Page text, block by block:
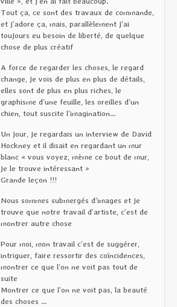
Tout ça, ce sont des travaux de commande,
et j’adore ça, mais, parallèlement j’ai
toujours eu besoin de liberté, de quelque
chose de plus créatif
A force de regarder les choses, le regard
change, je vois de plus en plus de détails,
elles sont de plus en plus riches, le
graphisme d’une feuille, les oreilles d’un
chien, tout suscite l’imagination…
Un jour, je regardais un interview de David
Hockney et il disait en regardant un mur
blanc « vous voyez, mème ce bout de mur,
je le trouve intéressant »
Grande leçon !!!
Nous sommes submergés d’images et je
trouve que notre travail d’artiste, c’est de
montrer autre chose
Pour moi, mon travail c’est de suggérer,
intriguer, faire ressortir des coïncidences,
montrer ce que l’on ne voit pas tout de
suite
Montrer ce que l’on ne voit pas, la beauté
des choses …